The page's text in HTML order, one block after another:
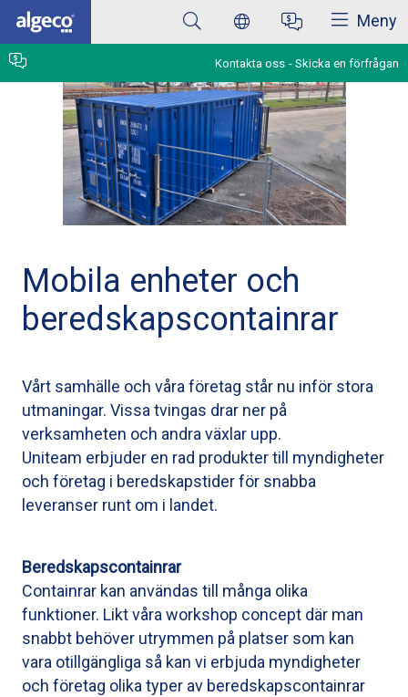
Hoppa
huvudinnehåll
Meny
Kontakta oss Skicka en förfrågan
Mobila enheter och
beredskapscontainrar
Vårt samhälle och våra företag står nu inför stora
utmaningar. Vissa tvingas drar ner på
verksamheten och andra växlar upp.
Uniteam erbjuder en rad produkter till myndigheter
och företag i beredskapstider för snabba
leveranser runt om i landet.
Beredskapscontainrar
Containrar kan användas till många olika
funktioner. Likt våra workshop concept där man
snabbt behöver utrymmen på platser som kan
vara otillgängliga så kan vi erbjuda myndigheter
och företag olika typer av beredskapscontainrar